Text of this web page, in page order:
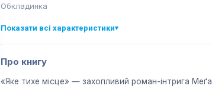
Обкладинка
Показати всі характеристики▾
Про книгу
«Яке тихе місце» — захопливий роман-інтрига